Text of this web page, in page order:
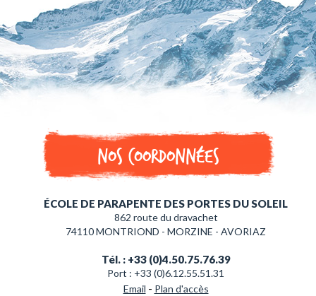
Nos coordonnées
ÉCOLE DE PARAPENTE DES PORTES DU SOLEIL
862 route du dravachet
74110 MONTRIOND - MORZINE - AVORIAZ
Tél. : +33 (0)4.50.75.76.39
Port : +33 (0)6.12.55.51.31
Email - Plan d'accès